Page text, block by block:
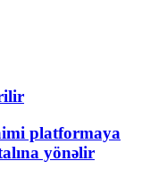
platformaya
yönəlir